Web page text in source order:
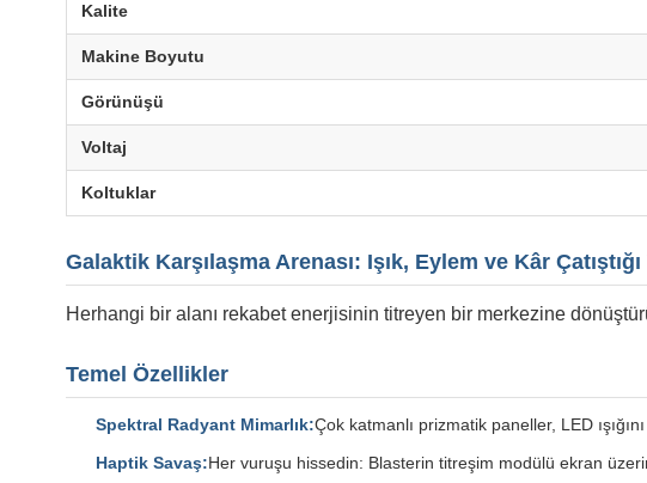
Kalite
Makine Boyutu
Görünüşü
Voltaj
Koltuklar
Galaktik Karşılaşma Arenası: Işık, Eylem ve Kâr Çatıştığı
Herhangi bir alanı rekabet enerjisinin titreyen bir merkezine
Temel Özellikler
Spektral Radyant Mimarlık:Çok katmanlı prizmatik paneller, LED
Haptik Savaş:Her vuruşu hissedin: Blasterin titreşim modülü ekran